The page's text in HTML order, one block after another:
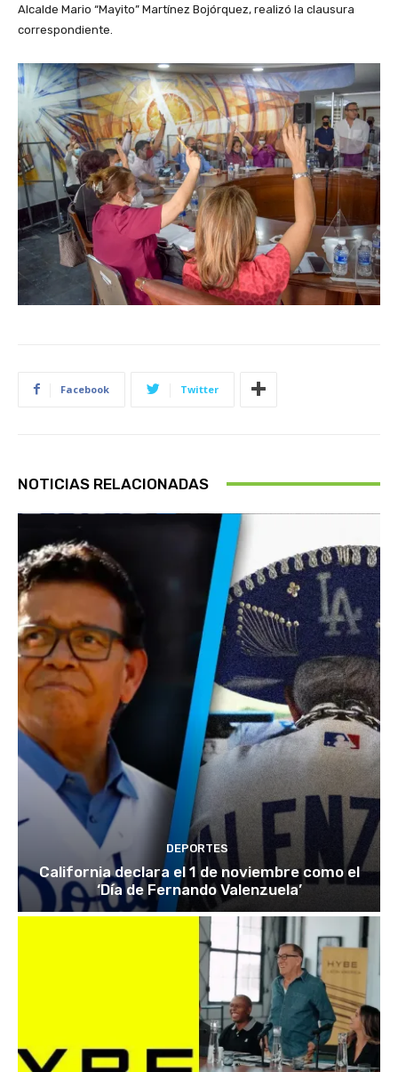
Alcalde Mario “Mayito” Martínez Bojórquez, realizó la clausura
correspondiente.
Facebook Twitter
NOTICIAS RELACIONADAS
DEPORTES
California declara el 1 de noviembre como el
‘Día de Fernando Valenzuela’